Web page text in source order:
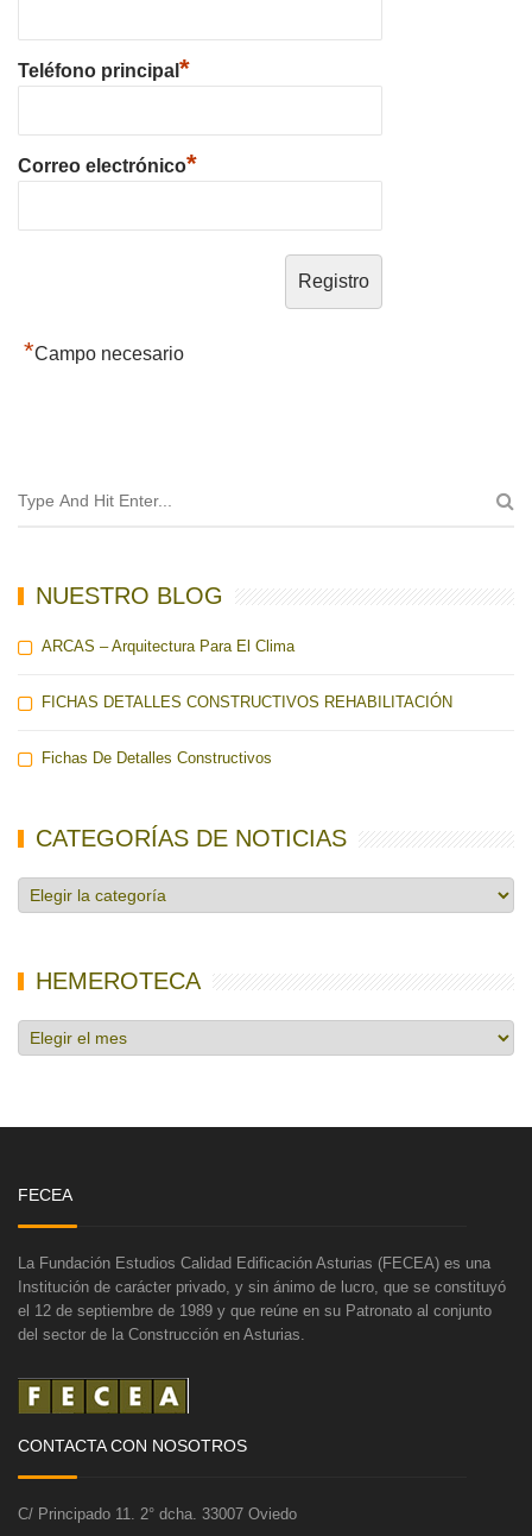
Teléfono principal *
Correo electrónico*
*Campo necesario
NUESTRO BLOG
ARCAS – Arquitectura Para El Clima
FICHAS DETALLES CONSTRUCTIVOS REHABILITACIÓN
Fichas De Detalles Constructivos
CATEGORÍAS DE NOTICIAS
Categorías
de
HEMEROTECA
Hemeroteca
FECEA
La Fundación Estudios Calidad Edificación Asturias (FECEA) es una
Institución de carácter privado, y sin ánimo de lucro, que se constituyó
el 12 de septiembre de 1989 y que reúne en su Patronato al conjunto
del sector de la Construcción en Asturias.
CONTACTA CON NOSOTROS
C/ Principado 11. 2° dcha. 33007 Oviedo